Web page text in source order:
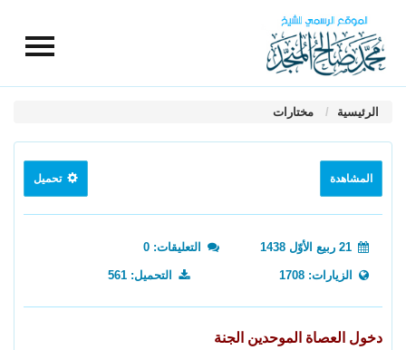
الرئيسية مختارات
المشاهدة تحميل
التعليقات: 0
الزيارات: 1708 التحميل: 561
دخول العصاة الموحدين الجنة